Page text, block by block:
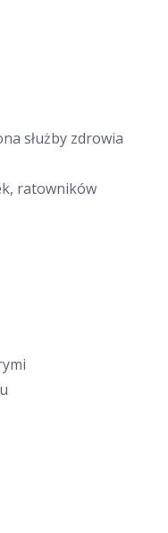
służby zdrowia
ratowników